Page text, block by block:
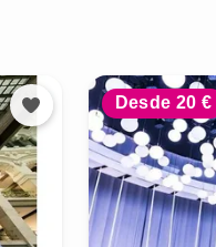
Desde 20 €